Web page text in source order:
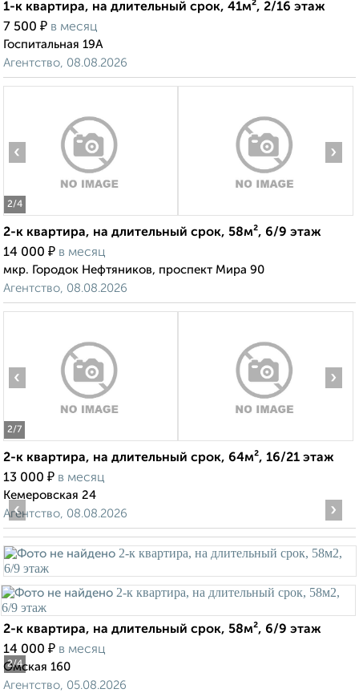
1-к квартира, на длительный срок, 41м², 2/16 этаж
7 500 ₽ в месяц
Госпитальная 19А
Агентство, 08.08.2026
2/4
‹ ›
2-к квартира, на длительный срок, 58м², 6/9 этаж
14 000 ₽ в месяц
мкр. Городок Нефтяников, проспект Мира 90
Агентство, 08.08.2026
2/7
‹ ›
2-к квартира, на длительный срок, 64м², 16/21 этаж
13 000 ₽ в месяц
Кемеровская 24
Агентство, 08.08.2026
2/4
‹ ›
2-к квартира, на длительный срок, 58м², 6/9 этаж
14 000 ₽ в месяц
Омская 160
Агентство, 05.08.2026